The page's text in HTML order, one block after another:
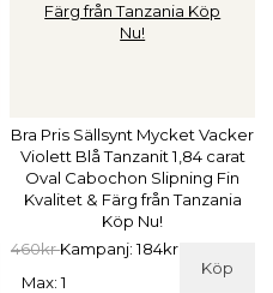
Bra Pris Sällsynt Mycket Vacker
Violett Blå Tanzanit 1,84 carat
Oval Cabochon Slipning Fin
Kvalitet & Färg från Tanzania
Köp Nu!
460krKampanj: 184kr
Köp
Max: 1